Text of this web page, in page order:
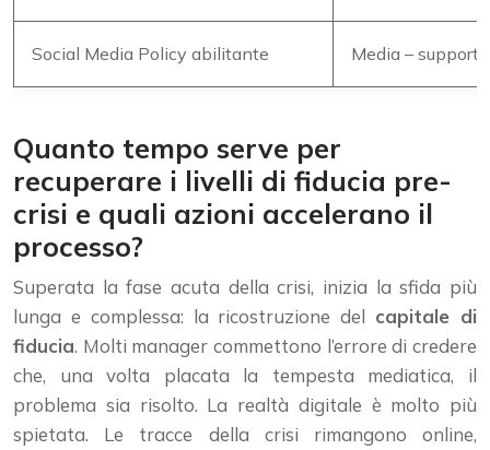
Social Media Policy abilitante Media –
Quanto tempo serve per
recuperare i livelli di fiducia pre-
crisi e quali azioni accelerano il
processo?
Superata la fase acuta della crisi, inizia la sfida più
lunga e complessa: la ricostruzione del capitale di
fiducia. Molti manager commettono l’errore di credere
che, una volta placata la tempesta mediatica, il
problema sia risolto. La realtà digitale è molto più
spietata. Le tracce della crisi rimangono online,